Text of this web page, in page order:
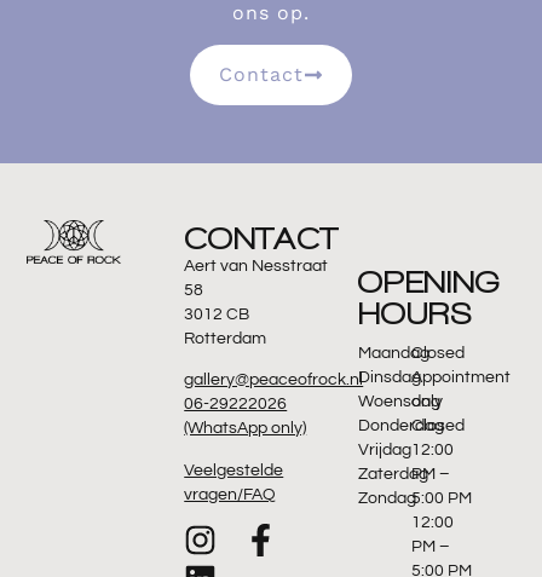
ons op.
Contact
CONTACT
Aert van Nesstraat
58
3012 CB
Rotterdam
gallery@peaceofrock.nl
06-29222026
(WhatsApp only)
Veelgestelde
vragen/FAQ
OPENING
HOURS
Maandag
Dinsdag
Woensdag
Donderdag
Vrijdag
Zaterdag
Zondag
Closed
Appointment
only
Closed
12:00
PM –
5:00 PM
12:00
PM –
5:00 PM